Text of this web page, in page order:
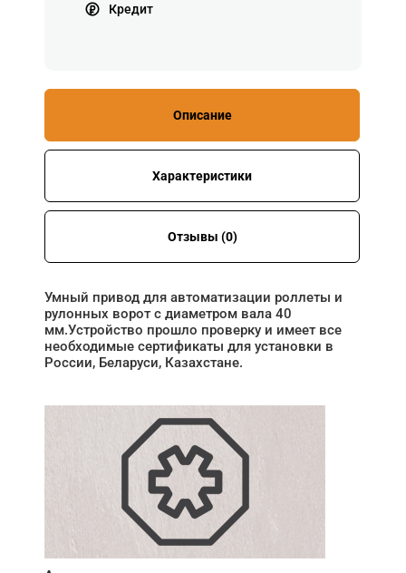
Кредит
Описание
Характеристики
Отзывы (0)
Умный привод для автоматизации роллеты и
рулонных ворот с диаметром вала 40
мм.Устройство прошло проверку и имеет все
необходимые сертификаты для установки в
России, Беларуси, Казахстане.